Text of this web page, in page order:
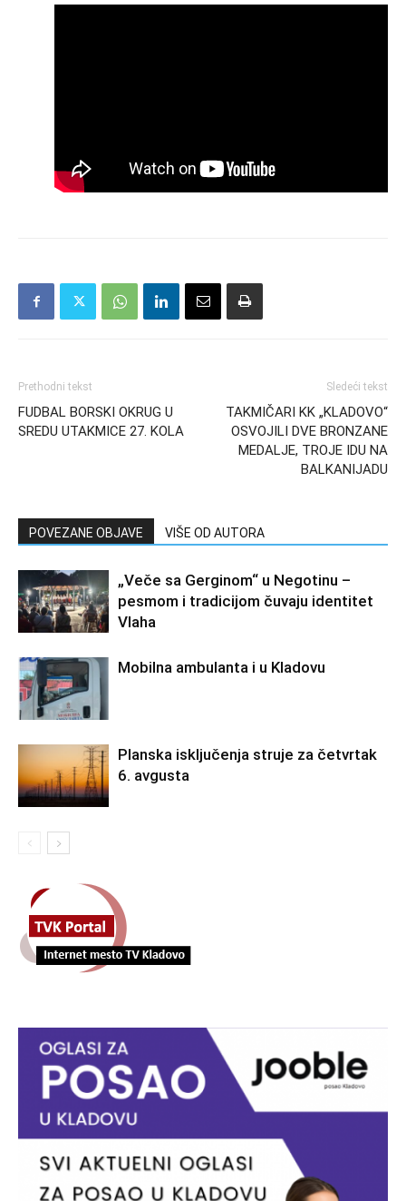
Prethodni tekst
FUDBAL BORSKI OKRUG U
SREDU UTAKMICE 27. KOLA
Sledeći tekst
TAKMIČARI KK „KLADOVO“
OSVOJILI DVE BRONZANE
MEDALJE, TROJE IDU NA
BALKANIJADU
POVEZANE OBJAVE VIŠE OD AUTORA
„Veče sa Gerginom“ u Negotinu –
pesmom i tradicijom čuvaju identitet
Vlaha
Mobilna ambulanta i u Kladovu
Planska isključenja struje za četvrtak
6. avgusta